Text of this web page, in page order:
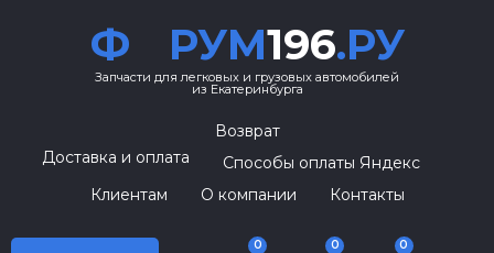
Ф РУМ196.РУ
Запчасти для легковых и грузовых автомобилей
из Екатеринбурга
Возврат
Доставка и оплата
Способы оплаты Яндекс
Клиентам
О компании Контакты
0 0 0